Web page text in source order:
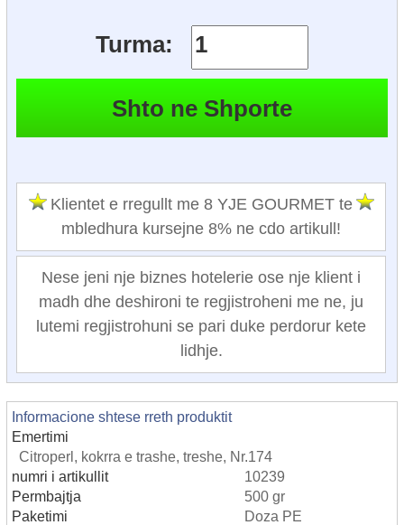
Turma:
Klientet e rregullt me 8 YJE GOURMET te
mbledhura kursejne 8% ne cdo artikull!
Nese jeni nje biznes hotelerie ose nje klient i
madh dhe deshironi te regjistroheni me ne, ju
lutemi regjistrohuni se pari duke perdorur kete
lidhje.
Informacione shtese rreth produktit
Emertimi
Citroperl, kokrra e trashe, treshe, Nr.174
numri i artikullit
10239
Permbajtja
500 gr
Paketimi
Doza PE